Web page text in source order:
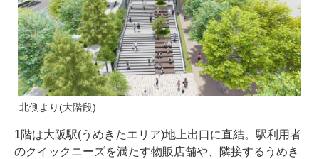
北側より(大階段)
1階は大阪駅(うめきたエリア)地上出口に直結。駅利用者
のクイックニーズを満たす物販店舗や、隣接するうめき